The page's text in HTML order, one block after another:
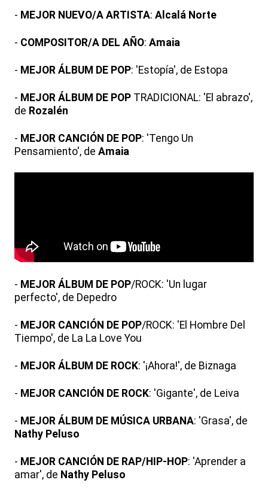
- MEJOR NUEVO/A ARTISTA: Alcalá Norte
- COMPOSITOR/A DEL AÑO: Amaia
- MEJOR ÁLBUM DE POP: 'Estopía', de Estopa
- MEJOR ÁLBUM DE POP TRADICIONAL: 'El abrazo',
de Rozalén
- MEJOR CANCIÓN DE POP: 'Tengo Un
Pensamiento', de Amaia
- MEJOR ÁLBUM DE POP/ROCK: 'Un lugar
perfecto', de Depedro
- MEJOR CANCIÓN DE POP/ROCK: 'El Hombre Del
Tiempo', de La La Love You
- MEJOR ÁLBUM DE ROCK: '¡Ahora!', de Biznaga
- MEJOR CANCIÓN DE ROCK: 'Gigante', de Leiva
- MEJOR ÁLBUM DE MÚSICA URBANA: 'Grasa', de
Nathy Peluso
- MEJOR CANCIÓN DE RAP/HIP-HOP: 'Aprender a
amar', de Nathy Peluso